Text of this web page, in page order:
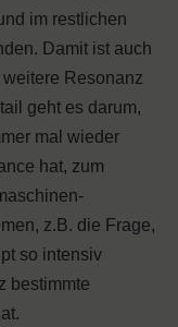
im restlichen
Damit ist auch
Resonanz
geht es darum,
mal wieder
hat, zum
z.B. die Frage,
so intensiv
bestimmte